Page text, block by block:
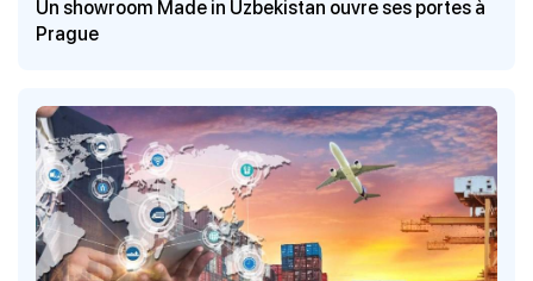
Un showroom Made in Uzbekistan ouvre ses portes à
Prague